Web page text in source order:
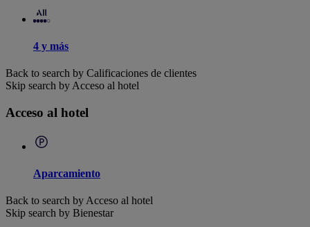
4 y más
Back to search by Calificaciones de clientes
Skip search by Acceso al hotel
Acceso al hotel
Aparcamiento
Back to search by Acceso al hotel
Skip search by Bienestar